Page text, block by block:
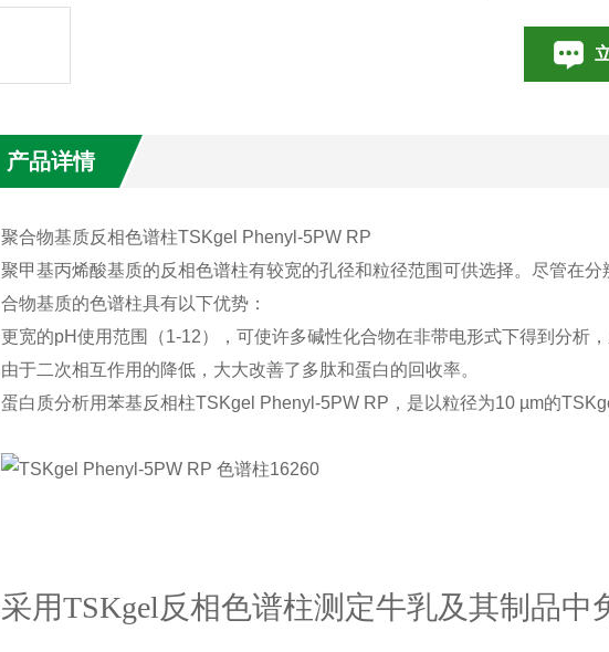
产品详情
聚合物基质反相色谱柱TSKgel Phenyl-5PW RP
聚甲基丙烯酸基质的反相色谱柱有较宽的孔径和粒径范围可供选择。尽管在
合物基质的色谱柱具有以下优势：
更宽的pH使用范围（1-12），可使许多碱性化合物在非带电形式下得到分析
由于二次相互作用的降低，大大改善了多肽和蛋白的回收率。
蛋白质分析用苯基反相柱TSKgel Phenyl-5PW RP，是以粒径为10 µm的
采用TSKgel反相色谱柱测定牛乳及其制品中